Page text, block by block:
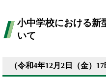
小中学校における新
いて
（令和4年12月2日（金）17